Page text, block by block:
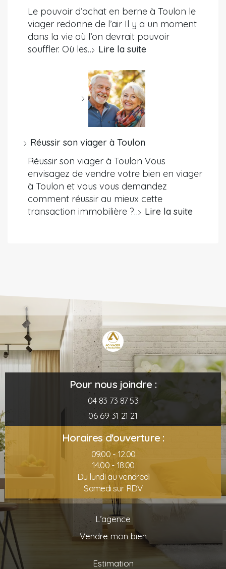
Le pouvoir d’achat en berne à Toulon le
viager redonne de l’air Il y a un moment
dans la vie où l’on devrait pouvoir
souffler. Où les… Lire la suite
Réussir son viager à Toulon
Réussir son viager à Toulon Vous
envisagez de vendre votre bien en viager
à Toulon et vous vous demandez
comment réussir au mieux cette
transaction immobilière ?… Lire la suite
Pour nous joindre :
04 83 73 87 53
06 69 31 21 21
Horaires d'ouverture :
09.00 - 12.00
14.00 - 18.00
Du lundi au vendredi
Samedi sur RDV
L’agence
Vendre mon bien
Estimation